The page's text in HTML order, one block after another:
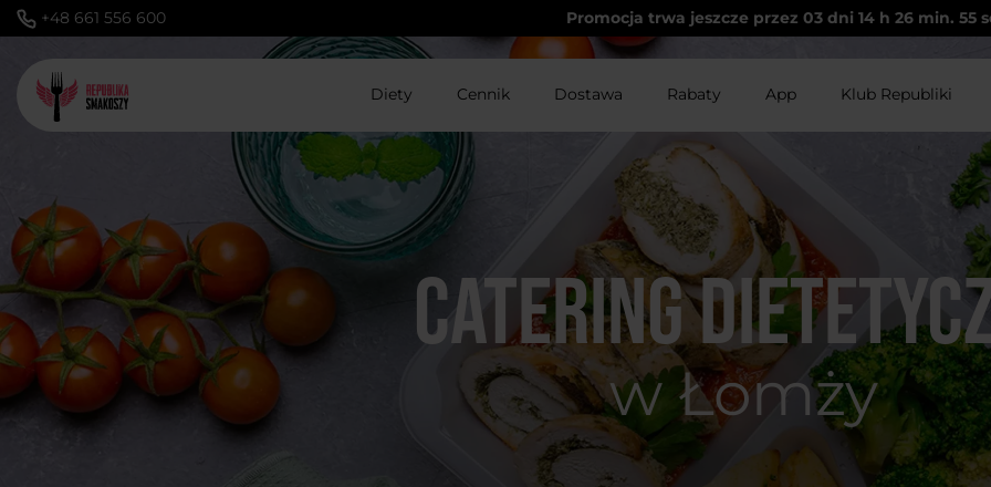
+48 661 556 600 Promocja trwa jeszcze przez 03 dni 14 h 26 min. 55
Diety Cennik Dostawa Rabaty App Klub Republiki
Catering
w Łomży